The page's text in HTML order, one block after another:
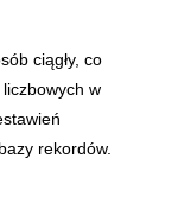
ciągły, co
w
rekordów.